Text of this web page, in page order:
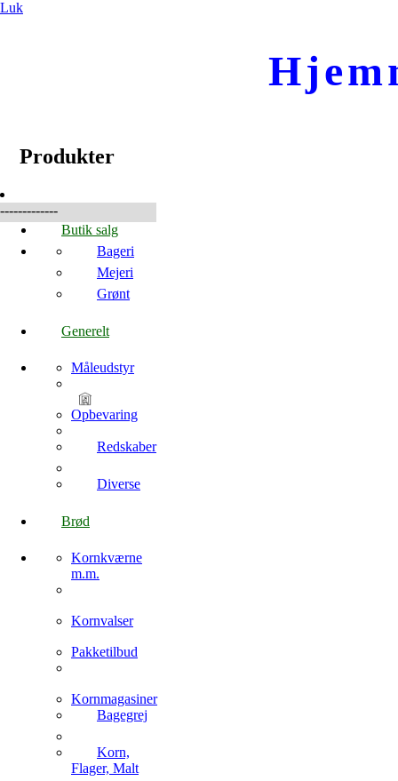
Luk
Produkter
-------------
Butik salg
Bageri
Mejeri
Grønt
Generelt
Måleudstyr
Opbevaring
Redskaber
Diverse
Brød
Kornkværne
m.m.
Kornvalser
Pakketilbud
Kornmagasiner
Bagegrej
Korn,
Flager, Malt